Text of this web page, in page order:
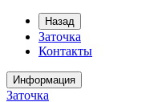
Назад
Заточка
Контакты
Информация
Заточка